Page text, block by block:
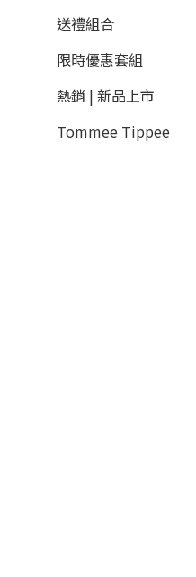
送禮組合
限時優惠套組
熱銷 | 新品上市
Tommee Tippee